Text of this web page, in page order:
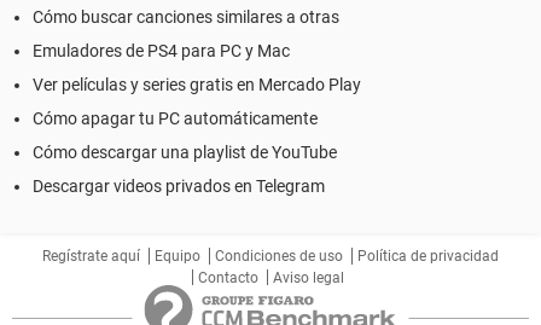
Cómo buscar canciones similares a otras
Emuladores de PS4 para PC y Mac
Ver películas y series gratis en Mercado Play
Cómo apagar tu PC automáticamente
Cómo descargar una playlist de YouTube
Descargar videos privados en Telegram
Regístrate aquí Equipo Condiciones de uso
Política de privacidad
Contacto
Aviso legal